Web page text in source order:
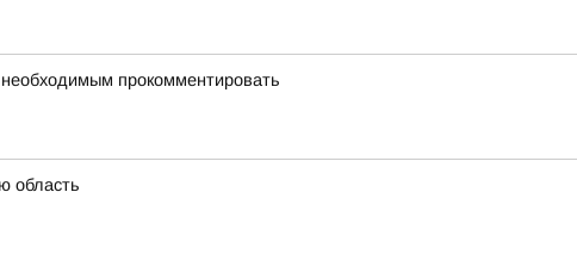
прокомментировать
область